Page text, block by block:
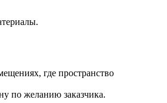
где пространство
по желанию заказчика.